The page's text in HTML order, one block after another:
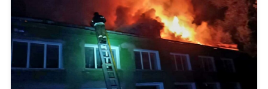
eläintautitietojen vaihdosta […]